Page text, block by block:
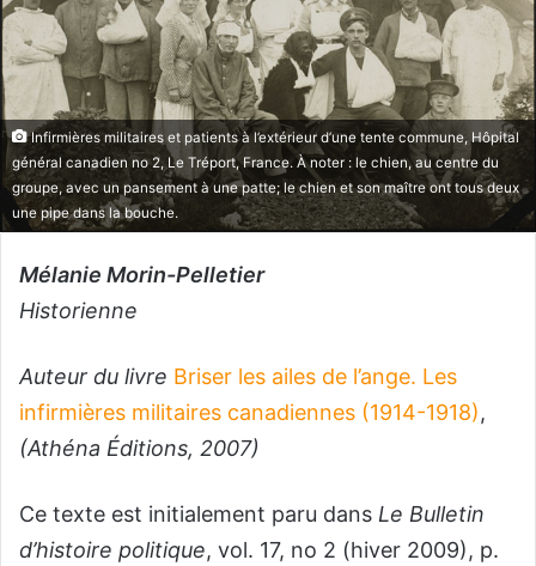
Infirmières militaires et patients à l’extérieur d’une tente commune, Hôpital
général canadien no 2, Le Tréport, France. À noter : le chien, au centre du
groupe, avec un pansement à une patte; le chien et son maître ont tous deux
une pipe dans la bouche.
Mélanie Morin-Pelletier
Historienne
Auteur du livre Briser les ailes de l’ange. Les
infirmières militaires canadiennes (1914-1918),
(Athéna Éditions, 2007)
Ce texte est initialement paru dans Le Bulletin
d’histoire politique, vol. 17, no 2 (hiver 2009), p.